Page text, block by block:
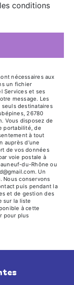
conditions
nécessaires aux
un fichier
Services et ses
message. Les
destinataires
26780
Vous disposez de
portabilité, de
à tout
auprès d’une
de vos données
voie postale à
du-Rhône ou
Un
Nous conservons
puis pendant la
et de gestion des
sur la liste
à cette
pour plus